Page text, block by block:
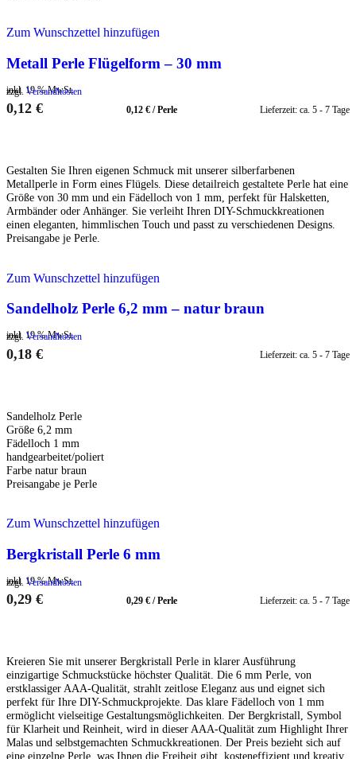
Zum Wunschzettel hinzufügen
Metall Perle Flügelform – 30 mm
inkl. 19 % MwSt.
zzgl. Versandkosten
0,12 € 0,12 €/Perle Lieferzeit: ca. 5 - 7 Tage
Gestalten Sie Ihren eigenen Schmuck mit unserer silberfarbenen
Metallperle in Form eines Flügels. Diese detailreich gestaltete Perle hat eine
Größe von 30 mm und ein Fädelloch von 1 mm, perfekt für Halsketten,
Armbänder oder Anhänger. Sie verleiht Ihren DIY-Schmuckkreationen
einen eleganten, himmlischen Touch und passt zu verschiedenen Designs.
Preisangabe je Perle.
Zum Wunschzettel hinzufügen
Sandelholz Perle 6,2 mm – natur braun
inkl. 19 % MwSt.
zzgl. Versandkosten
0,18 € Lieferzeit: ca. 5 - 7 Tage
Sandelholz Perle
Größe 6,2 mm
Fädelloch 1 mm
handgearbeitet/poliert
Farbe natur braun
Preisangabe je Perle
Zum Wunschzettel hinzufügen
Bergkristall Perle 6 mm
inkl. 19 % MwSt.
zzgl. Versandkosten
0,29 € 0,29 €/Perle Lieferzeit: ca. 5 - 7 Tage
Kreieren Sie mit unserer Bergkristall Perle in klarer Ausführung
einzigartige Schmuckstücke höchster Qualität. Die 6 mm Perle, von
erstklassiger AAA-Qualität, strahlt zeitlose Eleganz aus und eignet sich
perfekt für Ihre DIY-Schmuckprojekte. Das klare Fädelloch von 1 mm
ermöglicht vielseitige Gestaltungsmöglichkeiten. Der Bergkristall, Symbol
für Klarheit und Reinheit, wird in dieser AAA-Qualität zum Highlight Ihrer
Malas und selbstgemachten Schmuckkreationen. Der Preis bezieht sich auf
eine einzelne Perle, was Ihnen die Freiheit gibt, kosteneffizient und kreativ